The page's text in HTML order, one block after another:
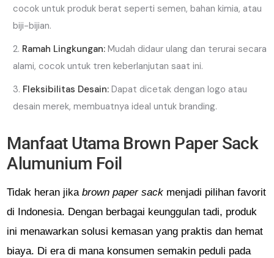
cocok untuk produk berat seperti semen, bahan kimia, atau
biji-bijian.
Ramah Lingkungan: Mudah didaur ulang dan terurai secara
alami, cocok untuk tren keberlanjutan saat ini.
Fleksibilitas Desain: Dapat dicetak dengan logo atau
desain merek, membuatnya ideal untuk branding.
Manfaat Utama Brown Paper Sack
Alumunium Foil
Tidak heran jikabrown paper sack menjadi pilihan favorit
di Indonesia. Dengan berbagai keunggulan tadi, produk
ini menawarkan solusi kemasan yang praktis dan hemat
biaya. Di era di mana konsumen semakin peduli pada